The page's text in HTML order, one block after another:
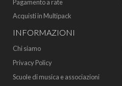
Pagamento a rate
Acquisti in Multipack
INFORMAZIONI
Chi siamo
Privacy Policy
Scuole di musica e associazioni